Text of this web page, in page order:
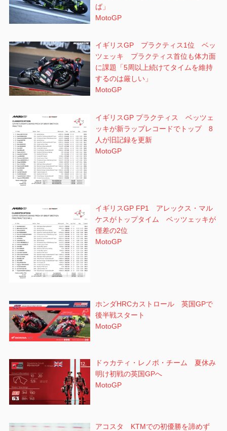
ば」
MotoGP
イギリスGP プラクティス1位 ベッ
ツェッキ プラクティス首位も体力面
に課題「5周以上続けてタイムを維持
するのは厳しい」
MotoGP
イギリスGP プラクティス ベッツェ
ッキが新ラップレコードでトップ 8
人が旧記録を更新
MotoGP
イギリスGP FP1 アレックス・マル
ケスがトップタイム ベッツェッキが
僅差の2位
MotoGP
ホンダHRCカストロール 英国GPで
後半戦スタート
MotoGP
ドゥカティ・レノボ・チーム 夏休み
明け初戦の英国GPへ
MotoGP
アコスタ KTMでの初優勝を諦めず